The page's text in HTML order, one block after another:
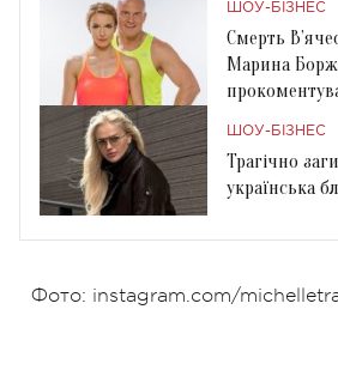
ШОУ-БІЗНЕС
Смерть
Марина
ШОУ-БІЗНЕС
Трагічно
українська
Фото: instagram.com/